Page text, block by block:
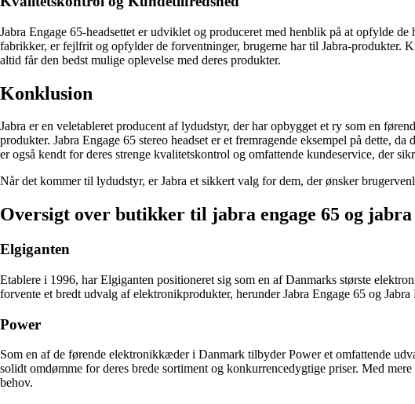
Jabra Engage 65-headsettet er udviklet og produceret med henblik på at opfylde
fabrikker, er fejlfrit og opfylder de forventninger, brugerne har til Jabra-produkter.
altid får den bedst mulige oplevelse med deres produkter.
Konklusion
Jabra er en veletableret producent af lydudstyr, der har opbygget et ry som en
produkter. Jabra Engage 65 stereo headset er et fremragende eksempel på dette,
er også kendt for deres strenge kvalitetskontrol og omfattende kundeservice, der
Når det kommer til lydudstyr, er Jabra et sikkert valg for dem, der ønsker
Oversigt over butikker til jabra engage 65 og jabra
Elgiganten
Etablere i 1996, har Elgiganten positioneret sig som en af Danmarks største
forvente et bredt udvalg af elektronikprodukter, herunder Jabra Engage 65 og
Power
Som en af de førende elektronikkæder i Danmark tilbyder Power et omfattende
solidt omdømme for deres brede sortiment og konkurrencedygtige priser. Med
behov.